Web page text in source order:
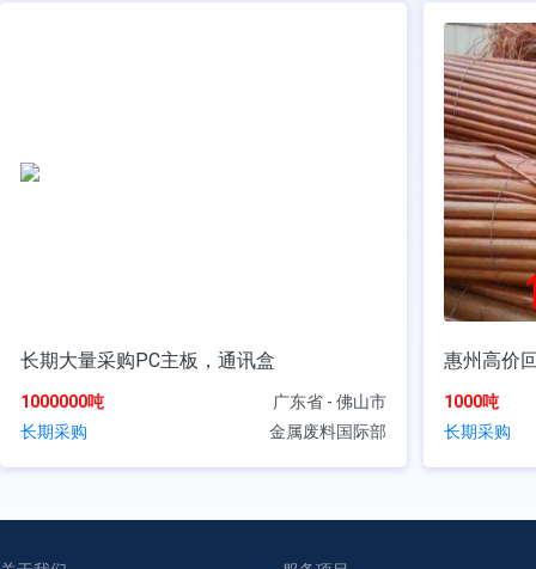
长期大量采购PC主板，通讯盒
1000000吨
广东省 - 佛山市
长期采购
金属废料国际部
惠州高价
1000吨
长期采购